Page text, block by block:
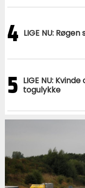
4 LIGE NU:
5 LIGE NU:
togulykke